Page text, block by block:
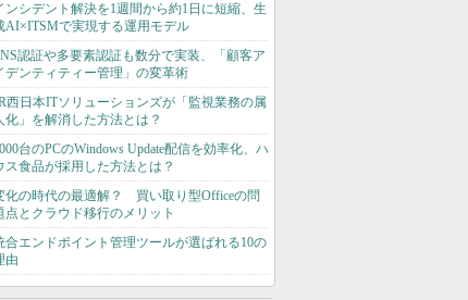
ンシデント解決を1週間から約1日に短縮、生
AI×ITSMで実現する運用モデル
認証や多要素認証も数分で実装、「顧客ア
デンティティー管理」の変革術
西日本ITソリューションズが「監視業務の属
化」を解消した方法とは？
台のPCのWindows Update配信を効率化、ハ
ス食品が採用した方法とは？
化の時代の最適解？ 買い取り型Officeの問
点とクラウド移行のメリット
合エンドポイント管理ツールが選ばれる10の
由